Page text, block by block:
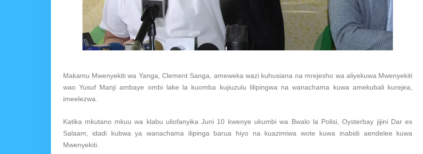
Makamu Mwenyekiti wa Yanga, Clement Sanga, ameweka wazi kuhusiana na mrejesho wa aliyekuwa Mwenyekiti
wao Yusuf Manji ambaye ombi lake la kuomba kujiuzulu lilipingwa na wanachama kuwa amekubali kurejea,
imeelezwa.
Katika mkutano mkuu wa klabu uliofanyika Juni 10 kwenye ukumbi wa Bwalo la Polisi, Oysterbay jijini Dar es
Salaam, idadi kubwa ya wanachama ilipinga barua hiyo na kuazimiwa wote kuwa inabidi aendelee kuwa
Mwenyekiti.